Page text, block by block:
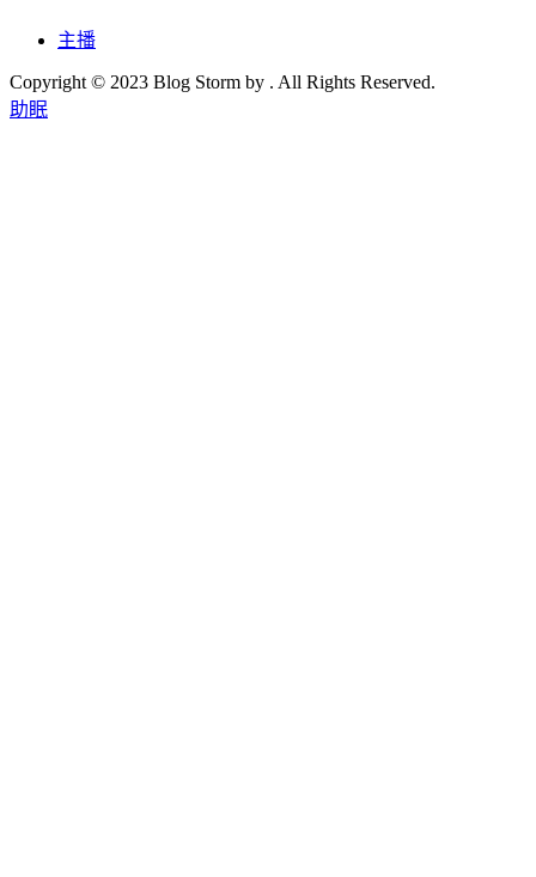
主播
Copyright © 2023 Blog Storm by . All Rights Reserved.
助眠